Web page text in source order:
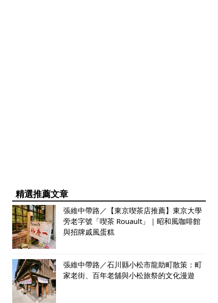
精選推薦文章
張維中帶路／【東京喫茶店推薦】東京大學
旁老字號「喫茶 Rouault」｜昭和風咖啡館
與招牌戚風蛋糕
張維中帶路／石川縣小松市龍助町散策：町
家老街、百年老舖與小松旅祭的文化漫遊